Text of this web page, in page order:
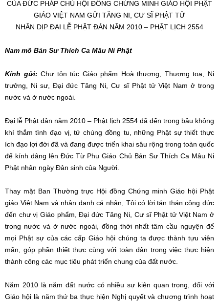
CỦA ĐỨC PHÁP CHỦ HỘI ĐỒNG CHỨNG MINH GIÁO HỘI PHẬT
GIÁO VIỆT NAM GỬI TĂNG NI, CƯ SĨ PHẬT TỬ
NHÂN DỊP ĐẠI LỄ PHẬT ĐẢN NĂM 2010 – PHẬT LỊCH 2554
Nam mô Bản Sư Thích Ca Mâu Ni Phật
Kính gửi:Chư tôn túc Giáo phẩm Hoà thượng, Thượng toạ, Ni
trưởng, Ni sư, Đại đức Tăng Ni, Cư sĩ Phật tử Việt Nam ở trong
nước và ở nước ngoài.
Đại lễ Phật đản năm 2010 – Phật lịch 2554 đã đến trong bầu không
khí thắm tình đạo vị, tứ chúng đồng tu, những Phật sự thiết thực
ích đạo lợi đời đã và đang được triển khai sâu rộng trong toàn quốc
để kính dâng lên Đức Từ Phụ Giáo Chủ Bản Sư Thích Ca Mâu Ni
Phật nhân ngày Đản sinh của Người.
Thay mặt Ban Thường trực Hội đồng Chứng minh Giáo hội Phật
giáo Việt Nam và nhân danh cá nhân, Tôi có lời tán thán công đức
đến chư vị Giáo phẩm, Đại đức Tăng Ni, Cư sĩ Phật tử Việt Nam ở
trong nước và ở nước ngoài, đồng thời nhất tâm cầu nguyện để
mọi Phật sự của các cấp Giáo hội chúng ta được thành tựu viên
mãn, góp phần thiết thực cùng với toàn dân trong việc thực hiện
thành công các mục tiêu phát triển chung của đất nước.
Năm 2010 là năm đất nước có nhiều sự kiện quan trọng, đối với
Giáo hội là năm thứ ba thực hiện Nghị quyết và chương trình hoạt